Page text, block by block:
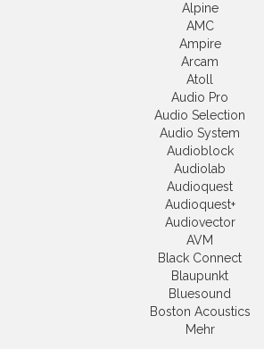
Alpine
AMC
Ampire
Arcam
Atoll
Audio Pro
Audio Selection
Audio System
Audioblock
Audiolab
Audioquest
Audioquest+
Audiovector
AVM
Black Connect
Blaupunkt
Bluesound
Boston Acoustics
Mehr